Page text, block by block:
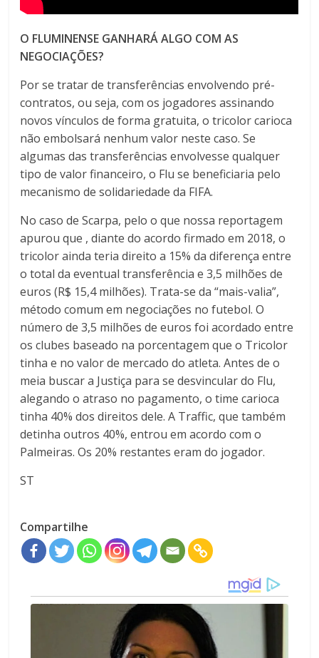
O FLUMINENSE GANHARÁ ALGO COM AS
NEGOCIAÇÕES?
Por se tratar de transferências envolvendo pré-
contratos, ou seja, com os jogadores assinando
novos vínculos de forma gratuita, o tricolor carioca
não embolsará nenhum valor neste caso. Se
algumas das transferências envolvesse qualquer
tipo de valor financeiro, o Flu se beneficiaria pelo
mecanismo de solidariedade da FIFA.
No caso de Scarpa, pelo o que nossa reportagem
apurou que , diante do acordo firmado em 2018, o
tricolor ainda teria direito a 15% da diferença entre
o total da eventual transferência e 3,5 milhões de
euros (R$ 15,4 milhões). Trata-se da “mais-valia”,
método comum em negociações no futebol. O
número de 3,5 milhões de euros foi acordado entre
os clubes baseado na porcentagem que o Tricolor
tinha e no valor de mercado do atleta. Antes de o
meia buscar a Justiça para se desvincular do Flu,
alegando o atraso no pagamento, o time carioca
tinha 40% dos direitos dele. A Traffic, que também
detinha outros 40%, entrou em acordo com o
Palmeiras. Os 20% restantes eram do jogador.
ST
Compartilhe